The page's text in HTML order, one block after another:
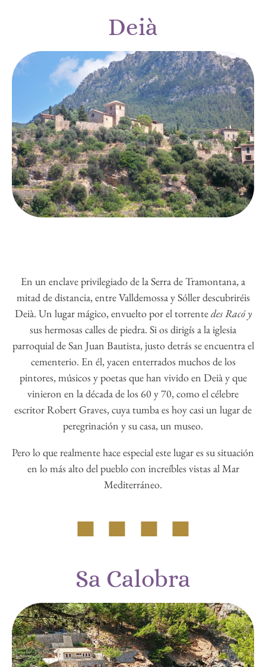
sus hermosas calles de piedra. Si os dirigís a la iglesia
parroquial de San Juan Bautista, justo detrás se encuentra el
cementerio. En él, yacen enterrados muchos de los
pintores, músicos y poetas que han vivido en Deià y que
vinieron en la década de los 60 y 70, como el célebre
escritor Robert Graves, cuya tumba es hoy casi un lugar de
peregrinación y su casa, un museo.
Pero lo que realmente hace especial este lugar es su situación
en lo más alto del pueblo con increíbles vistas al Mar
Mediterráneo.
Sa Calobra